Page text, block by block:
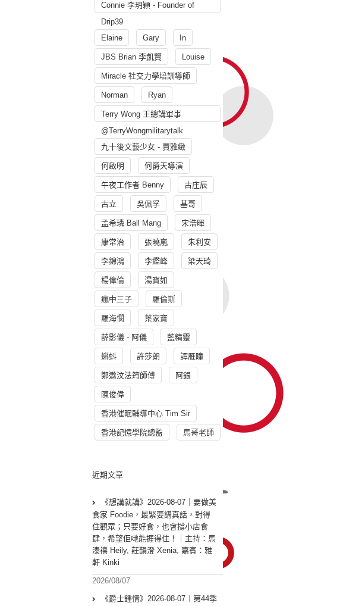
Connie 李玥穎 - Founder of
Drip39
Elaine
Gary In
JBS Brian 李凱賢 Louise
Miracle 社交力學培訓導師
Norman Ryan
Terry Wong 王總講軍事
@TerryWongmilitarytalk
九十後文藝少女 - 賈雅緻
何啟明 何爵天導演
午夜工作者 Benny 古庄辰
古立 吳佩孚 基哥
孟希璘 Ball Mang 宋浩暉
康常治 張曉嵐 朱利安
李錦鴻 李鑑峰 梁天琦
楊偉倫 湯寳如
瘋中三子 羅倫斯
羅海憫 葉家寶
薛影儀 - 阿儀 藍精靈
蝌蚪 許莎朗 譚雁瞳
鄭遨汶法筠師傅 阿銀
陳俊偉
香港催眠輔導中心 Tim Sir
香港記憶學院總監 馬哥老師
近期文章
《想講就講》2026-08-07｜要做美
食家 Foodie，最緊要講真話，對得
住觀眾；只要好食，也會撐小店食
肆，希望佢哋能捱得住！｜主持：馬
溱禧 Heily, 莊韻澄 Xenia, 嘉賓：雅
軒 Kinki
2026/08/07
《爵士鍾情》2026-08-07︱第44季